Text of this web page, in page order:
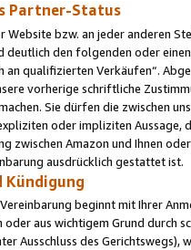
Partner-Status
Website bzw. an jeder anderen
deutlich den folgenden oder
an qualifizierten Verkäufen“.
vorherige schriftliche
Sie dürfen die zwischen
oder impliziten Aussage,
zwischen Amazon und Ihnen
ausdrücklich gestattet ist.
Kündigung
beginnt mit Ihrer
aus wichtigem Grund durch
Ausschluss des Gerichtswegs),